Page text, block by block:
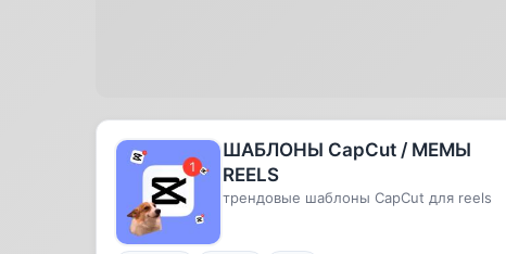
ШАБЛОНЫ CapCut / МЕМЫ
REELS
трендовые шаблоны CapCut для reels